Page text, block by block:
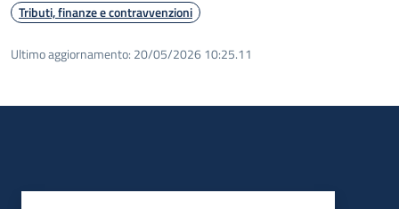
Tributi, finanze e contravvenzioni
Ultimo aggiornamento: 20/05/2026 10:25.11